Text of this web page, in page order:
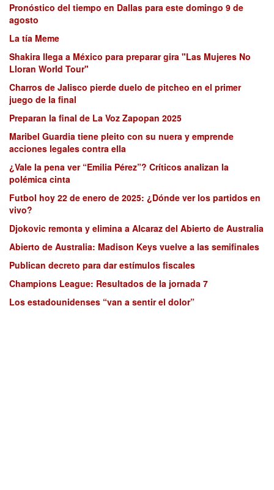
Pronóstico del tiempo en Dallas para este domingo 9 de
agosto
La tía Meme
Shakira llega a México para preparar gira "Las Mujeres No
Lloran World Tour"
Charros de Jalisco pierde duelo de pitcheo en el primer
juego de la final
Preparan la final de La Voz Zapopan 2025
Maribel Guardia tiene pleito con su nuera y emprende
acciones legales contra ella
¿Vale la pena ver “Emilia Pérez”? Críticos analizan la
polémica cinta
Futbol hoy 22 de enero de 2025: ¿Dónde ver los partidos en
vivo?
Djokovic remonta y elimina a Alcaraz del Abierto de Australia
Abierto de Australia: Madison Keys vuelve a las semifinales
Publican decreto para dar estímulos fiscales
Champions League: Resultados de la jornada 7
Los estadounidenses “van a sentir el dolor”